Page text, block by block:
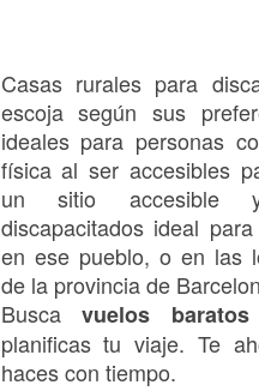
Casas rurales para
escoja según sus
ideales para personas
física al ser accesibles
un sitio accesible
discapacitados ideal
en ese pueblo, o en las
de la provincia de
Buscavuelos
planificas tu viaje. Te
haces con tiempo.